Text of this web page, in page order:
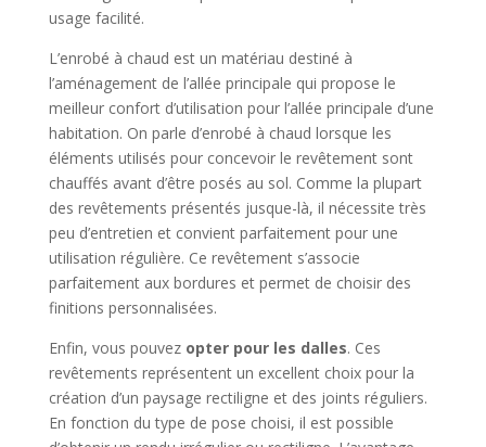
usage facilité.
L’enrobé à chaud est un matériau destiné à
l’aménagement de l’allée principale qui propose le
meilleur confort d’utilisation pour l’allée principale d’une
habitation. On parle d’enrobé à chaud lorsque les
éléments utilisés pour concevoir le revêtement sont
chauffés avant d’être posés au sol. Comme la plupart
des revêtements présentés jusque-là, il nécessite très
peu d’entretien et convient parfaitement pour une
utilisation régulière. Ce revêtement s’associe
parfaitement aux bordures et permet de choisir des
finitions personnalisées.
Enfin, vous pouvez opter pour les dalles. Ces
revêtements représentent un excellent choix pour la
création d’un paysage rectiligne et des joints réguliers.
En fonction du type de pose choisi, il est possible